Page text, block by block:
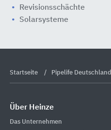
Revisionsschächte
Solarsysteme
Startseite Pipelife Deutschland
Über Heinze
Das Unternehmen